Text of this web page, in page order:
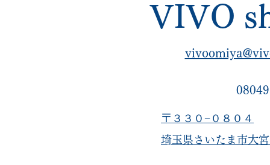
VIVO
〒３３０−０８０４
埼玉県さいたま市大